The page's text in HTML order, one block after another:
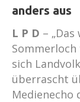
anders aus
L P D –
sich
überrascht
Medienecho